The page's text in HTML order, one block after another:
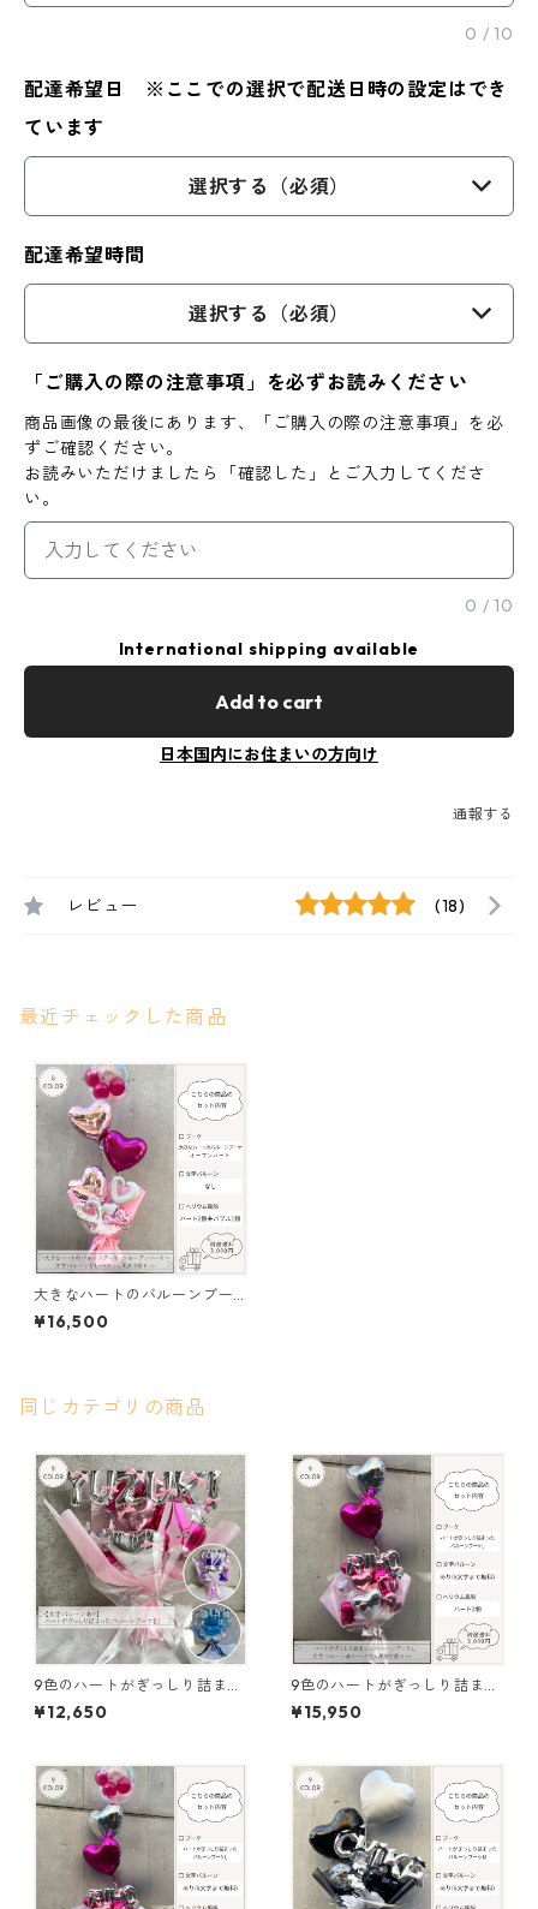
0 / 10
配達希望日 ※ここでの選択で配送日時の設定はでき
ています
選択する（必須）
配達希望時間
選択する（必須）
「ご購入の際の注意事項」を必ずお読みください
商品画像の最後にあります、「ご購入の際の注意事項」を必
ずご確認ください。
お読みいただけましたら「確認した」とご入力してくださ
い。
0 / 10
International shipping available
Add to cart
日本国内にお住まいの方向け
通報する
レビュー (18)
最近チェックした商品
大きなハートのバルーンブー
ケ〜オープンハート〜（文字
バルーンなし、ヘリウム3個セ
¥16,500
同じカテゴリの商品
9色のハートがぎっしり詰まっ
たバルーンブーケ（文字バル
ーンあり）（L）
¥12,650
9色のハートがぎっしり詰まっ
たバルーンブーケL（文字バル
ーンあり、ヘリウム2個セッ
¥15,950